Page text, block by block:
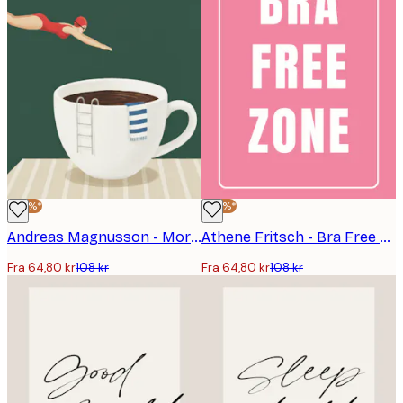
-40%*
Andreas Magnusson - Morning Coffee Dive Plakat
Fra 64,80 kr108 kr
-40%*
Athene Fritsch - Bra Free Zone Plakat
Fra 64,80 kr108 kr